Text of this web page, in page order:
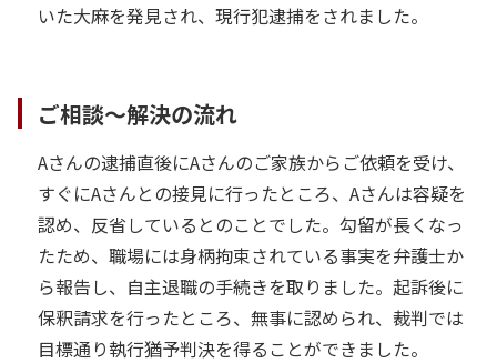
いた大麻を発見され、現行犯逮捕をされました。
ご相談～解決の流れ
Aさんの逮捕直後にAさんのご家族からご依頼を受け、
すぐにAさんとの接見に行ったところ、Aさんは容疑を
認め、反省しているとのことでした。勾留が長くなっ
たため、職場には身柄拘束されている事実を弁護士か
ら報告し、自主退職の手続きを取りました。起訴後に
保釈請求を行ったところ、無事に認められ、裁判では
目標通り執行猶予判決を得ることができました。